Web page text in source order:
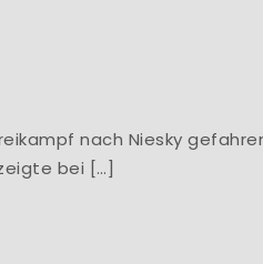
nach Niesky
bei […]